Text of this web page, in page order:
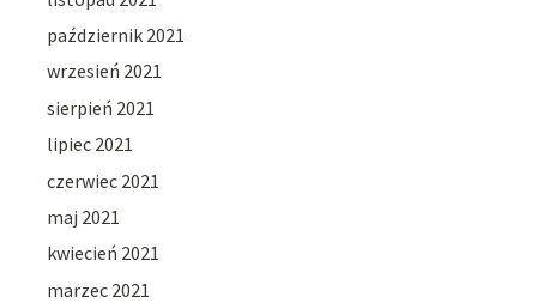
październik 2021
wrzesień 2021
sierpień 2021
lipiec 2021
czerwiec 2021
maj 2021
kwiecień 2021
marzec 2021